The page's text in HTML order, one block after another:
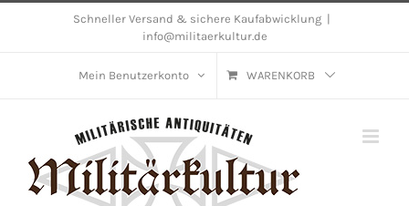
Schneller Versand & sichere Kaufabwicklung
info@militaerkultur.de
Mein Benutzerkonto WARENKORB